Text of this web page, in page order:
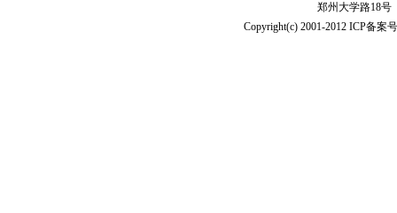
郑州大学路18号
Copyright(c) 2001-2012 ICP备案